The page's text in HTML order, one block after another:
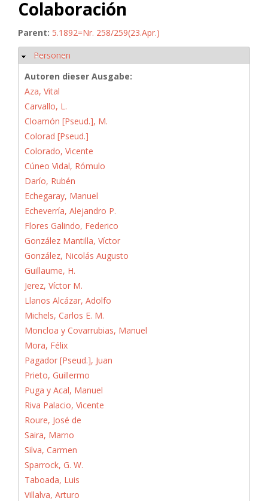
Colaboración
Parent: 5.1892=Nr. 258/259(23.Apr.)
Ausblenden
Personen
Autoren dieser Ausgabe:
Aza, Vital
Carvallo, L.
Cloamón [Pseud.], M.
Colorad [Pseud.]
Colorado, Vicente
Cúneo Vidal, Rómulo
Darío, Rubén
Echegaray, Manuel
Echeverría, Alejandro P.
Flores Galindo, Federico
González Mantilla, Víctor
González, Nicolás Augusto
Guillaume, H.
Jerez, Víctor M.
Llanos Alcázar, Adolfo
Michels, Carlos E. M.
Moncloa y Covarrubias, Manuel
Mora, Félix
Pagador [Pseud.], Juan
Prieto, Guillermo
Puga y Acal, Manuel
Riva Palacio, Vicente
Roure, José de
Saira, Marno
Silva, Carmen
Sparrock, G. W.
Taboada, Luis
Villalva, Arturo